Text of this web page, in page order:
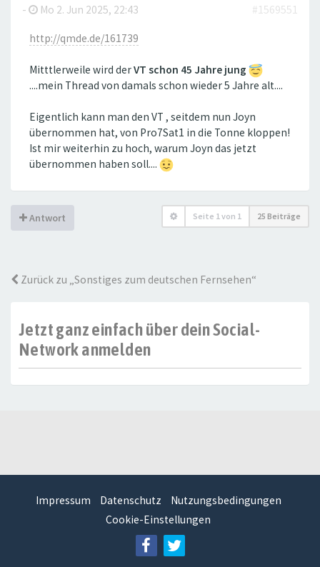
-
Mo 2. Jun 2025, 22:43 #1569551
http://qmde.de/161739
Mitttlerweile wird derVT schon 45 Jahre jung
....mein Thread von damals schon wieder 5 Jahre alt....
Eigentlich kann man den VT , seitdem nun Joyn
übernommen hat, von Pro7Sat1 in die Tonne kloppen!
Ist mir weiterhin zu hoch, warum Joyn das jetzt
übernommen haben soll....
Antwort Seite 1von 1 25 Beiträge
Zurück zu „Sonstiges zum deutschen Fernsehen“
Jetzt ganz einfach über dein Social-
Network anmelden
Impressum Datenschutz
Nutzungsbedingungen
Cookie-Einstellungen